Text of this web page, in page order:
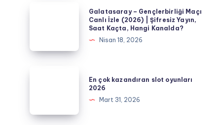
Tahminler
Canlı
Yayın,
Galatasaray – Gençlerbirliği Maçı
Canlı İzle (2026) | Şifresiz Yayın,
Saat Kaçta, Hangi Kanalda?
Nisan 18, 2026
oyunları
En çok kazandıran slot oyunları
2026
Mart 31, 2026